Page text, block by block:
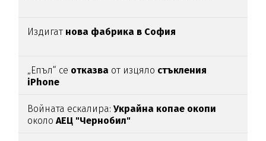
Издигат нова фабрика в София
„Епъл“ се отказва от изцяло стъкления
iPhone
Войната ескалира:Украйна копае окопи
около АЕЦ "Чернобил"